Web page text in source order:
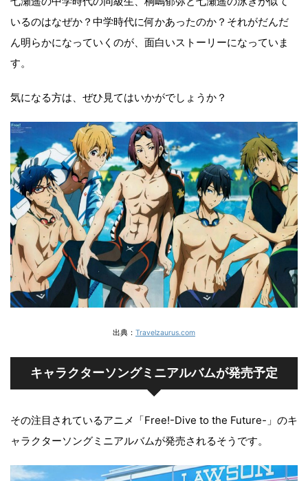
いるのはなぜか？中学時代に何かあったのか？それがだんだ
ん明らかになっていくのが、面白いストーリーになっていま
す。
気になる方は、ぜひ見てはいかがでしょうか？
出典： Travelzaurus.com
キャラクターソングミニアルバムが発売予定
その注目されているアニメ「Free!-Dive to the Future- 」のキ
ャラクターソングミニアルバムが発売されるそうです。